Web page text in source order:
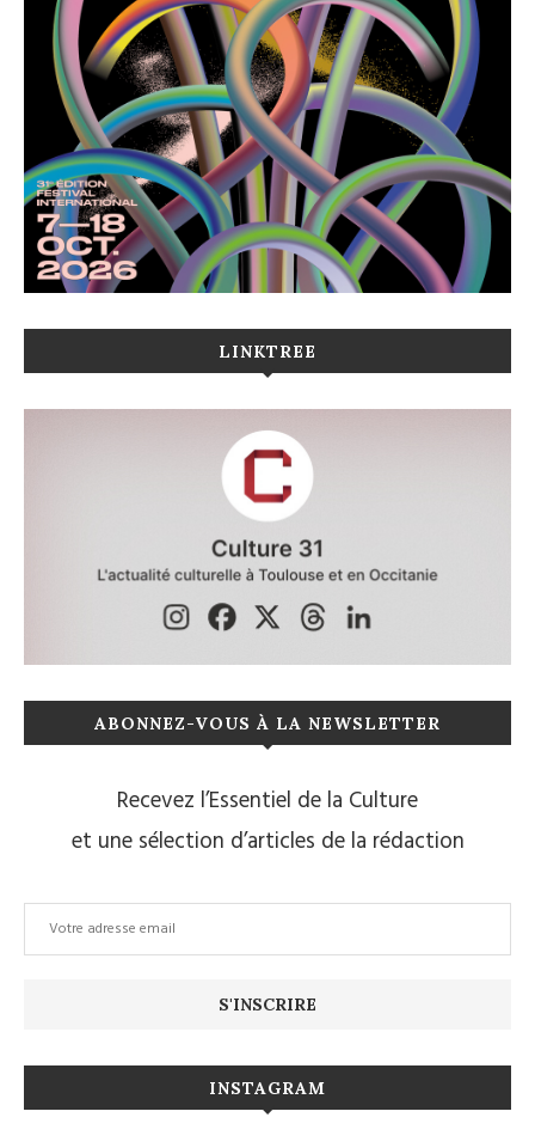
LINKTREE
ABONNEZ-VOUS À LA NEWSLETTER
Recevez l’Essentiel de la Culture
et une sélection d’articles de la rédaction
INSTAGRAM